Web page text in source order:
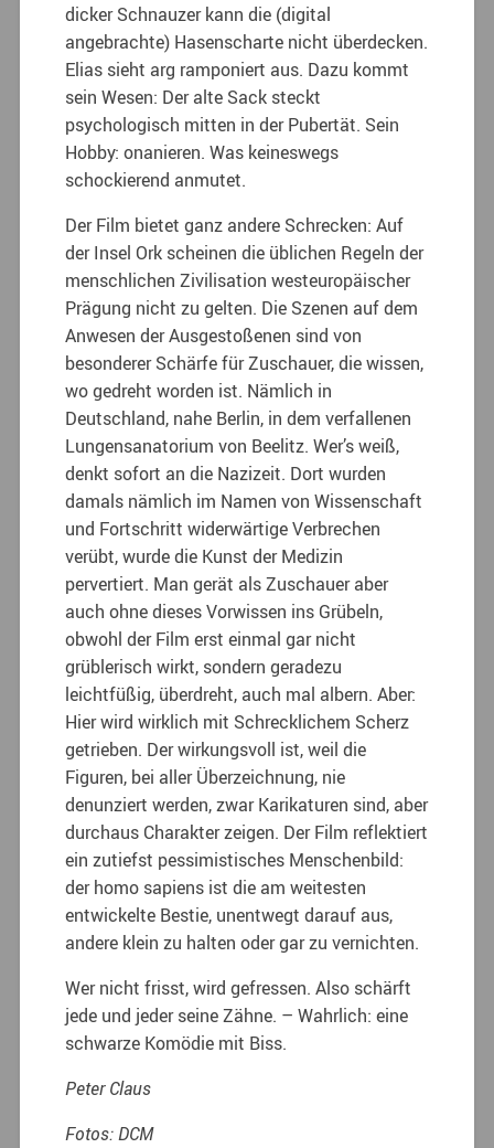
dicker Schnauzer kann die (digital
angebrachte) Hasenscharte nicht überdecken.
Elias sieht arg ramponiert aus. Dazu kommt
sein Wesen: Der alte Sack steckt
psychologisch mitten in der Pubertät. Sein
Hobby: onanieren. Was keineswegs
schockierend anmutet.
Der Film bietet ganz andere Schrecken: Auf
der Insel Ork scheinen die üblichen Regeln der
menschlichen Zivilisation westeuropäischer
Prägung nicht zu gelten. Die Szenen auf dem
Anwesen der Ausgestoßenen sind von
besonderer Schärfe für Zuschauer, die wissen,
wo gedreht worden ist. Nämlich in
Deutschland, nahe Berlin, in dem verfallenen
Lungensanatorium von Beelitz. Wer’s weiß,
denkt sofort an die Nazizeit. Dort wurden
damals nämlich im Namen von Wissenschaft
und Fortschritt widerwärtige Verbrechen
verübt, wurde die Kunst der Medizin
pervertiert. Man gerät als Zuschauer aber
auch ohne dieses Vorwissen ins Grübeln,
obwohl der Film erst einmal gar nicht
grüblerisch wirkt, sondern geradezu
leichtfüßig, überdreht, auch mal albern. Aber:
Hier wird wirklich mit Schrecklichem Scherz
getrieben. Der wirkungsvoll ist, weil die
Figuren, bei aller Überzeichnung, nie
denunziert werden, zwar Karikaturen sind, aber
durchaus Charakter zeigen. Der Film reflektiert
ein zutiefst pessimistisches Menschenbild:
der homo sapiens ist die am weitesten
entwickelte Bestie, unentwegt darauf aus,
andere klein zu halten oder gar zu vernichten.
Wer nicht frisst, wird gefressen. Also schärft
jede und jeder seine Zähne. – Wahrlich: eine
schwarze Komödie mit Biss.
Peter Claus
Fotos: DCM